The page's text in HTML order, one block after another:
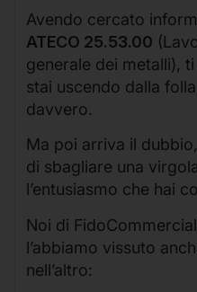
Avendo cercato
ATECO 25.53.00
generale dei metalli),
stai uscendo dalla
davvero.
Ma poi arriva il
di sbagliare una
l’entusiasmo che hai
Noi di
l’abbiamo vissuto
nell’altro: